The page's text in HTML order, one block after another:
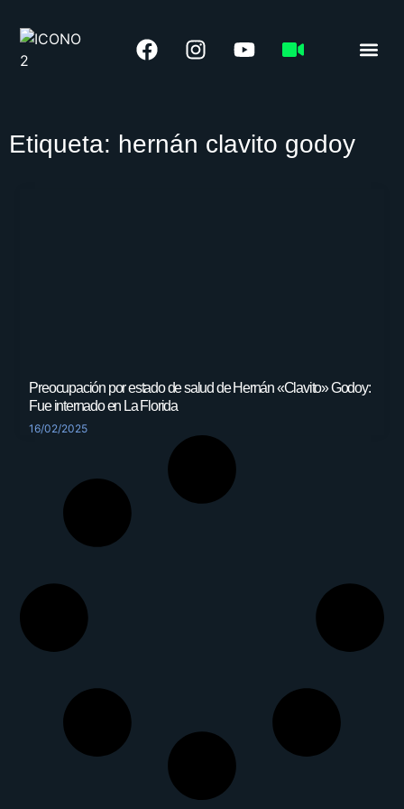
Etiqueta: hernán clavito godoy
Preocupación por estado de salud de Hernán «Clavito» Godoy:
Fue internado en La Florida
16/02/2025